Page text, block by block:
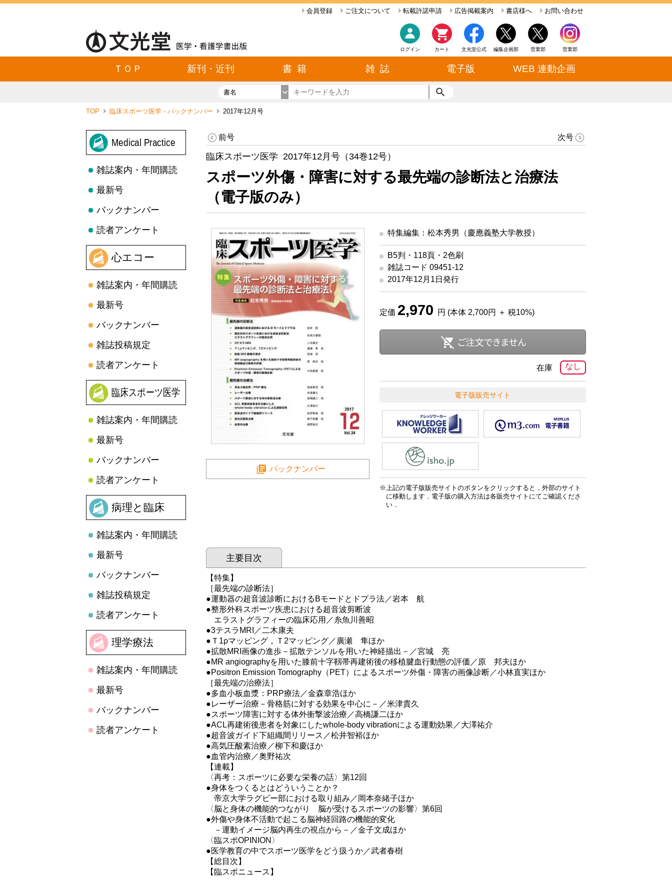
お問い合わせ
書店様へ
広告掲載案内
転載許諾申請
ご注文について
会員登録
営業部
営業部
編集企画部
文光堂公式
カート
ログイン
ＴＯＰ 新刊・近刊 書 籍 雑 誌 電子版 WEB 連動企画
書名
TOP 臨床スポーツ医学 - バックナンバー 2017年12月号
Medical Practice
雑誌案内・年間購読
最新号
バックナンバー
読者アンケート
心エコー
雑誌案内・年間購読
最新号
バックナンバー
雑誌投稿規定
読者アンケート
臨床スポーツ医学
雑誌案内・年間購読
最新号
バックナンバー
読者アンケート
病理と臨床
雑誌案内・年間購読
最新号
バックナンバー
雑誌投稿規定
読者アンケート
理学療法
雑誌案内・年間購読
最新号
バックナンバー
読者アンケート
前号 次号
臨床スポーツ医学 2017年12月号（34巻12号）
スポーツ外傷・障害に対する最先端の診断法と治療法
（電子版のみ）
バックナンバー
特集編集：松本秀男（慶應義塾大学教授）
B5判・118頁・2色刷
雑誌コード 09451-12
2017年12月1日発行
定価 2,970 円 (本体 2,700円 ＋ 税10%)
なし
在庫
電子版販売サイト
上記の電子版販売サイトのボタンをクリックすると，外部のサイト
に移動します．電子版の購入方法は各販売サイトにてご確認くださ
い．
主要目次
【特集】
［最先端の診断法］
●運動器の超音波診断におけるBモードとドプラ法／岩本 航
●整形外科スポーツ疾患における超音波剪断波
エラストグラフィーの臨床応用／糸魚川善昭
●3テスラMRI／二木康夫
●Ｔ1ρマッピング，Ｔ2マッピング／廣瀬 隼ほか
●拡散MRI画像の進歩－拡散テンソルを用いた神経描出－／宮城 亮
●MR angiographyを用いた膝前十字靱帯再建術後の移植腱血行動態の評価／原 邦夫ほか
●Positron Emission Tomography（PET）によるスポーツ外傷・障害の画像診断／小林直実ほか
［最先端の治療法］
●多血小板血漿：PRP療法／金森章浩ほか
●レーザー治療－骨格筋に対する効果を中心に－／米津貴久
●スポーツ障害に対する体外衝撃波治療／高橋謙二ほか
●ACL再建術後患者を対象にしたwhole-body vibrationによる運動効果／大澤祐介
●超音波ガイド下組織間リリース／松井智裕ほか
●高気圧酸素治療／柳下和慶ほか
●血管内治療／奥野祐次
【連載】
〈再考：スポーツに必要な栄養の話〉第12回
●身体をつくるとはどういうことか？
帝京大学ラグビー部における取り組み／岡本奈緒子ほか
〈脳と身体の機能的つながり 脳が受けるスポーツの影響〉第6回
●外傷や身体不活動で起こる脳神経回路の機能的変化
－運動イメージ脳内再生の視点から－／金子文成ほか
〈臨スポOPINION〉
●医学教育の中でスポーツ医学をどう扱うか／武者春樹
【総目次】
【臨スポニュース】